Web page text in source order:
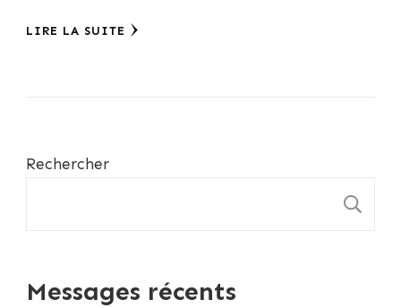
LIRE LA SUITE
Rechercher
Messages récents